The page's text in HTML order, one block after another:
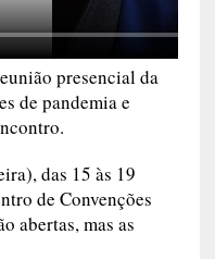
presencial da
de pandemia e
das 15 às 19
de Convenções
abertas, mas as